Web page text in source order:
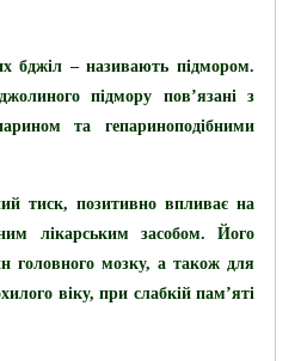
бджіл – називають підмором.
підмору пов’язані з
та гепариноподібними
тиск, позитивно впливає на
лікарським засобом. Його
головного мозку, а також для
віку, при слабкій пам’яті